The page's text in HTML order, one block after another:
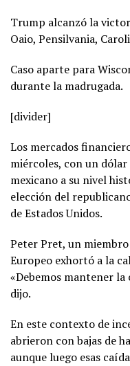
Trump alcanzó la
Oaio, Pensilvania,
Caso aparte para
durante la madrugada.
[divider]
Los mercados
miércoles, con un
mexicano a su nivel
elección del
de Estados Unidos.
Peter Pret, un
Europeo exhortó a la
«Debemos mantener la
dijo.
En este contexto de
abrieron con bajas de
aunque luego esas